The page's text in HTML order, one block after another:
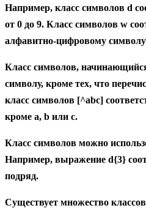
Например, класс символов d
от 0 до 9. Класс символов w
алфавитно-цифровому
Класс символов,
символу, кроме тех, что
класс символов [^abc]
кроме a, b или c.
Класс символов можно
Например, выражение d{3}
подряд.
Существует множество